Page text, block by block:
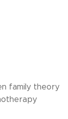
family theory